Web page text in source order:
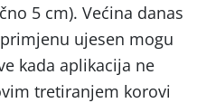
5 cm). Većina danas
ujesen mogu
kada aplikacija ne
tretiranjem korovi